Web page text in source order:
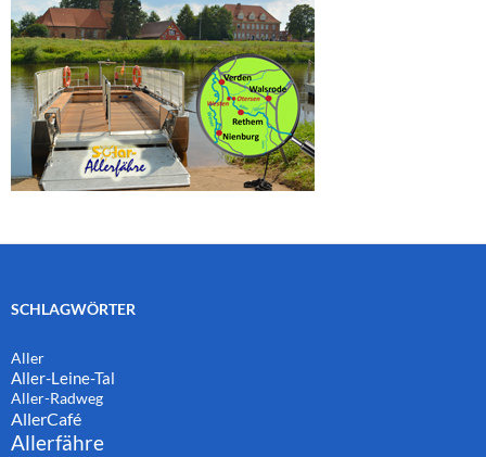
SCHLAGWÖRTER
Aller
Aller-Leine-Tal
Aller-Radweg
AllerCafé
Allerfähre